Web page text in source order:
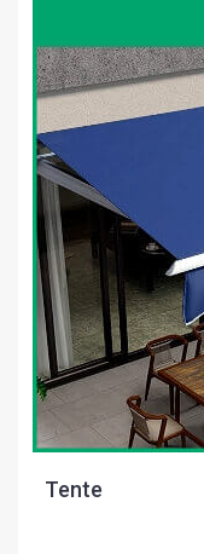
Tente